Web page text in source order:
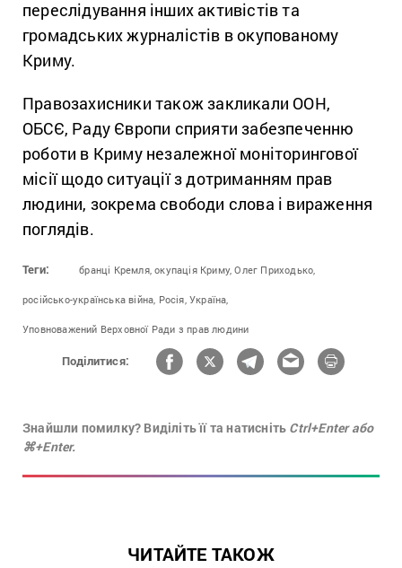
переслідування інших активістів та
громадських журналістів в окупованому
Криму.
Правозахисники також закликали ООН,
ОБСЄ, Раду Європи сприяти забезпеченню
роботи в Криму незалежної моніторингової
місії щодо ситуації з дотриманням прав
людини, зокрема свободи слова і вираження
поглядів.
Теги: бранці Кремля, окупація Криму, Олег Приходько,
російсько-українська війна, Росія, Україна,
Уповноважений Верховної Ради з прав людини
Поділитися:
Знайшли помилку? Виділіть її та натисніть Ctrl+Enter або
⌘+Enter.
ЧИТАЙТЕ ТАКОЖ